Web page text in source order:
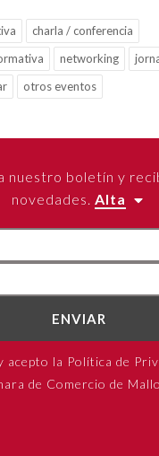
charla / conferencia
networking
otros eventos
nuestro boletín y
novedades. Alta
ENVIAR
acepto la Política de
de Comercio de